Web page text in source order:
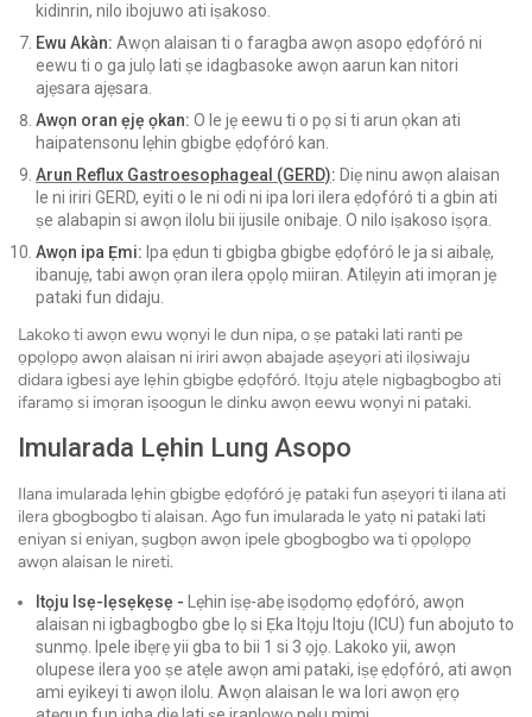
kidinrin, nilo ibojuwo ati iṣakoso.
Ewu Akàn: Awọn alaisan ti o faragba awọn asopo ẹdọfóró ni
eewu ti o ga julọ lati ṣe idagbasoke awọn aarun kan nitori
ajẹsara ajẹsara.
Awọn oran ẹjẹ ọkan: O le jẹ eewu ti o pọ si ti arun ọkan ati
haipatensonu lẹhin gbigbe ẹdọfóró kan.
Arun Reflux Gastroesophageal (GERD): Diẹ ninu awọn alaisan
le ni iriri GERD, eyiti o le ni odi ni ipa lori ilera ẹdọfóró ti a gbin ati
ṣe alabapin si awọn ilolu bii ijusile onibaje. O nilo iṣakoso iṣọra.
Awọn ipa Ẹmi: Ipa ẹdun ti gbigba gbigbe ẹdọfóró le ja si aibalẹ,
ibanujẹ, tabi awọn ọran ilera ọpọlọ miiran. Atilẹyin ati imọran jẹ
pataki fun didaju.
Lakoko ti awọn ewu wọnyi le dun nipa, o ṣe pataki lati ranti pe
ọpọlọpọ awọn alaisan ni iriri awọn abajade aṣeyọri ati ilọsiwaju
didara igbesi aye lẹhin gbigbe ẹdọfóró. Itọju atẹle nigbagbogbo ati
ifaramọ si imọran iṣoogun le dinku awọn eewu wọnyi ni pataki.
Imularada Lẹhin Lung Asopo
Ilana imularada lẹhin gbigbe ẹdọfóró jẹ pataki fun aṣeyọri ti ilana ati
ilera gbogbogbo ti alaisan. Ago fun imularada le yatọ ni pataki lati
eniyan si eniyan, ṣugbọn awọn ipele gbogbogbo wa ti ọpọlọpọ
awọn alaisan le nireti.
Itọju Isẹ-lẹsẹkẹsẹ - Lẹhin iṣẹ-abẹ isọdọmọ ẹdọfóró, awọn
alaisan ni igbagbogbo gbe lọ si Ẹka Itọju Itoju (ICU) fun abojuto to
sunmọ. Ipele ibẹrẹ yii gba to bii 1 si 3 ọjọ. Lakoko yii, awọn
olupese ilera yoo ṣe atẹle awọn ami pataki, iṣẹ ẹdọfóró, ati awọn
ami eyikeyi ti awọn ilolu. Awọn alaisan le wa lori awọn ẹrọ